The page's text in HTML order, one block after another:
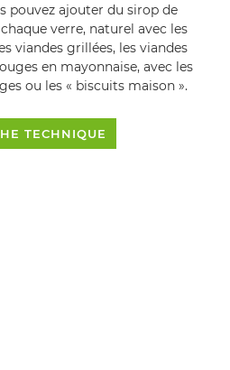
pouvez ajouter du sirop de
verre, naturel avec les
viandes grillées, les viandes
en mayonnaise, avec les
ou les « biscuits maison ».
TECHNIQUE